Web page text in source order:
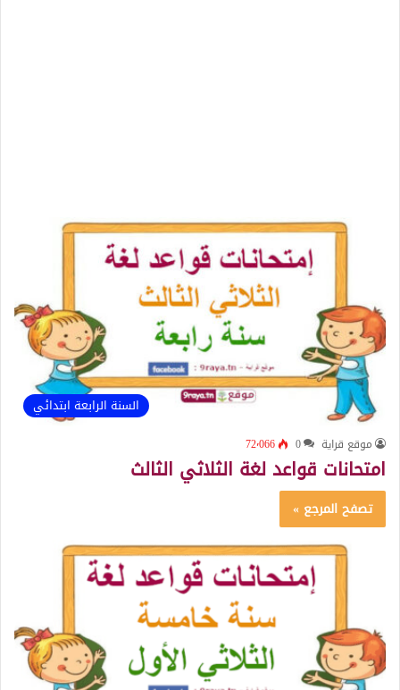
السنة الرابعة ابتدائي
موقع قراية 0 72٬066
امتحانات قواعد لغة الثلاثي الثالث
تصفح المرجع »